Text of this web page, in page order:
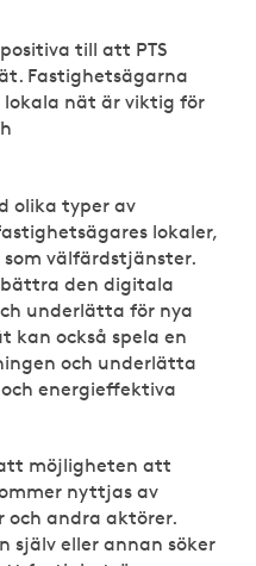
till att PTS
Fastighetsägarna
nät är viktig för
olika typer av
lokaler,
välfärdstjänster.
den digitala
underlätta för nya
kan också spela en
och underlätta
energieffektiva
möjligheten att
nyttjas av
och andra aktörer.
själv eller annan söker